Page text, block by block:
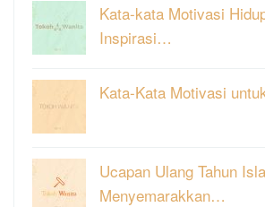
Kata-kata Motivasi
Inspirasi…
Kata-Kata Motivasi
Ucapan Ulang Tahun
Menyemarakkan…